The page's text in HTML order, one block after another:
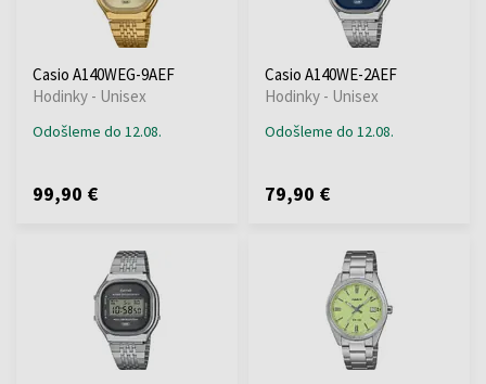
Casio A140WEG-9AEF
Hodinky - Unisex
Odošleme do 12.08.
99,90 €
Casio A140WE-2AEF
Hodinky - Unisex
Odošleme do 12.08.
79,90 €